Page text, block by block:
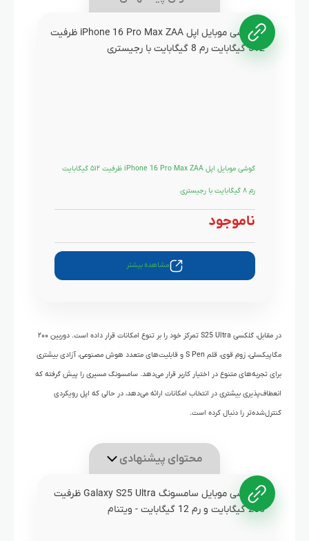
گوشی موبایل اپل iPhone 16 Pro Max ZAA ظرفیت ۵۱۲ گیگابایت
رم ۸ گیگابایت با رجیستری
ناموجود
مشاهده بیشتر
در مقابل، گلکسی S25 Ultra تمرکز خود را بر تنوع امکانات قرار داده است. دوربین ۲۰۰
مگاپیکسلی، زوم قوی، قلم S Pen و قابلیت‌های متعدد هوش مصنوعی، آزادی بیشتری
برای تجربه‌های متنوع در اختیار کاربر قرار می‌دهد. سامسونگ مسیری را پیش گرفته که
انعطاف‌پذیری بیشتری در انتخاب امکانات ارائه می‌دهد، در حالی که اپل رویکردی
کنترل‌شده‌تر را دنبال کرده است.
محتوای پیشنهادی